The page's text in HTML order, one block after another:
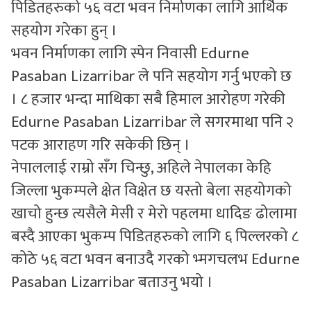
पिडितहरुको ५६ वटा भवन निर्माणका लागि आर्थिक
सहयोग गरेका हुन् ।
भवन निर्माणका लागि स्पेन निवासी Edurne
Pasaban Lizarribar ले पनि सहयोग गर्नु भएको छ
। ८ हजार भन्दा माथिका सबै हिमाल आरोहण गरेकी
Edurne Pasaban Lizarribar ले सगरमाथा पनि २
पटक आराहण गरि सकेकी छिन् ।
नेपाललाई राम्रो सँग चिन्छु, अहिले नेपालका केहि
जिल्ला भुकम्पले क्षेत विक्षेत छ यस्तो बेला सहयोगको
खाचो हुन्छ त्यसैले मेसी र मेरो पहलमा धादिङ ढोलामा
बस्दै आएका भुकम्प पिडितहरुको लागि ६ पिल्लरको ८
कोठे ५६ वटा भवन बनाउदै गरको भ्मगचलभ Edurne
Pasaban Lizarribar बताउनु भयो ।